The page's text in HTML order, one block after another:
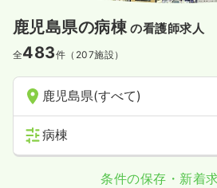
鹿児島県の病棟 の看護師求人
全483件（207施設）
鹿児島県(すべて)
病棟
条件の保存・新着